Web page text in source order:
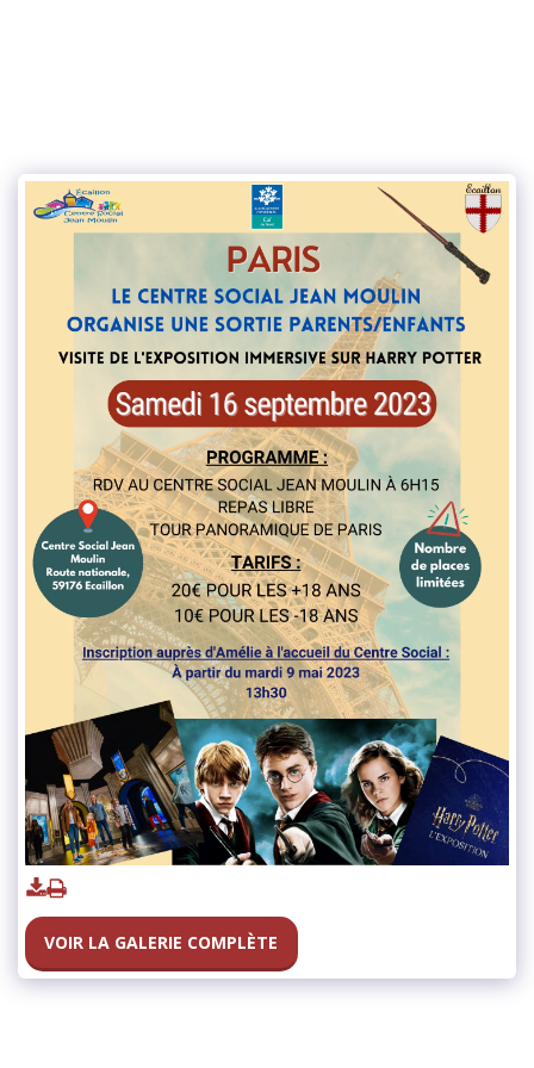
VOIR LA GALERIE COMPLÈTE